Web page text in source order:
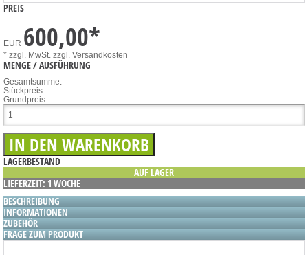
PREIS
EUR 600,00*
* zzgl. MwSt. zzgl. Versandkosten
MENGE / AUSFÜHRUNG
Gesamtsumme:
Stückpreis:
Grundpreis:
LAGERBESTAND
AUF LAGER
LIEFERZEIT: 1 WOCHE
BESCHREIBUNG
INFORMATIONEN
ZUBEHÖR
FRAGE ZUM PRODUKT